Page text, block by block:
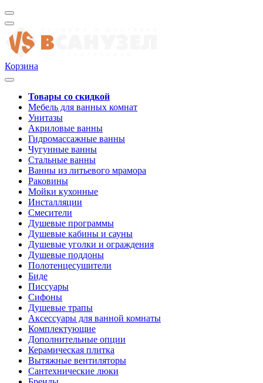
Корзина
Товары со скидкой
Мебель для ванных комнат
Унитазы
Акриловые ванны
Гидромассажные ванны
Чугунные ванны
Стальные ванны
Ванны из литьевого мрамора
Раковины
Мойки кухонные
Инсталляции
Смесители
Душевые программы
Душевые кабины и сауны
Душевые уголки и ограждения
Душевые поддоны
Полотенцесушители
Биде
Писсуары
Сифоны
Душевые трапы
Аксессуары для ванной комнаты
Комплектующие
Дополнительные опции
Керамическая плитка
Вытяжные вентиляторы
Сантехнические люки